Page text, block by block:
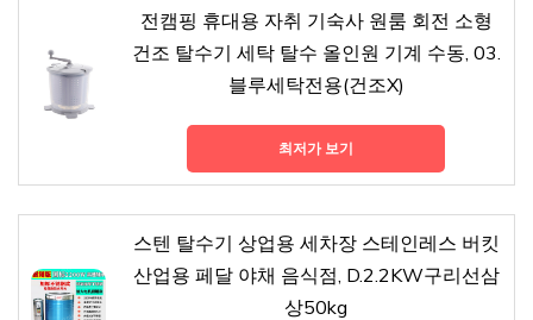
전캠핑 휴대용 자취 기숙사 원룸 회전 소형
건조 탈수기 세탁 탈수 올인원 기계 수동, 03.
블루세탁전용(건조X)
최저가 보기
스텐 탈수기 상업용 세차장 스테인레스 버킷
산업용 페달 야채 음식점, D.2.2KW구리선삼
상50kg